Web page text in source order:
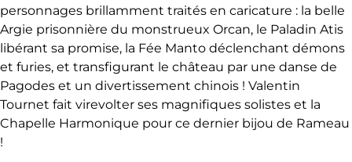
personnages brillamment traités en caricature : la belle
Argie prisonnière du monstrueux Orcan, le Paladin Atis
libérant sa promise, la Fée Manto déclenchant démons
et furies, et transfigurant le château par une danse de
Pagodes et un divertissement chinois ! Valentin
Tournet fait virevolter ses magnifiques solistes et la
Chapelle Harmonique pour ce dernier bijou de Rameau
!